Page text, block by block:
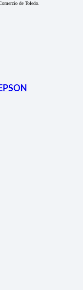
de Toledo.